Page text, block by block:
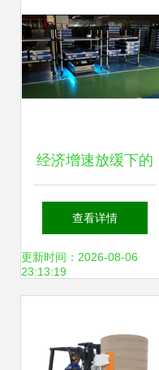
行
经济增速放缓下的
3C行业，AGV企业
还有机会吗？
查看详情
更新时间：2026-08-06
23:13:19